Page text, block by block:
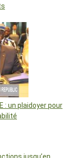
: un plaidoyer pour